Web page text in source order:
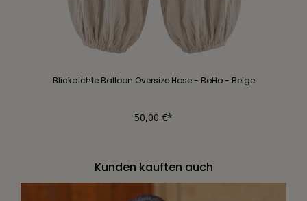
Blickdichte Balloon Oversize Hose - BoHo - Beige
50,00 €*
Kunden kauften auch